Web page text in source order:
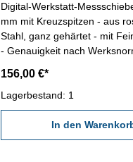
Digital-Werkstatt-
mm mit Kreuzspitzen - aus
Stahl, ganz gehärtet - mit
- Genauigkeit nach
Ein/Aus-, mm/inch-, 0/Abs-,
und Preset-Tasten -
- Datenausgang RB5 -
Behältnis/Kasten (dient nur
Transport!) Genauigkeit 0,04 mm
156,00 €*
Lagerbestand: 1
In den